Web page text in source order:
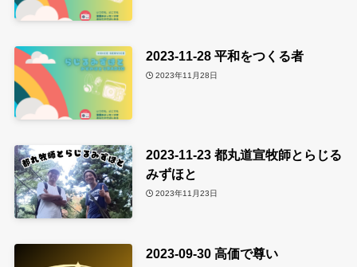
2023-11-28 平和をつくる者
2023年11月28日
2023-11-23 都丸道宣牧師とらじる
みずほと
2023年11月23日
2023-09-30 高価で尊い